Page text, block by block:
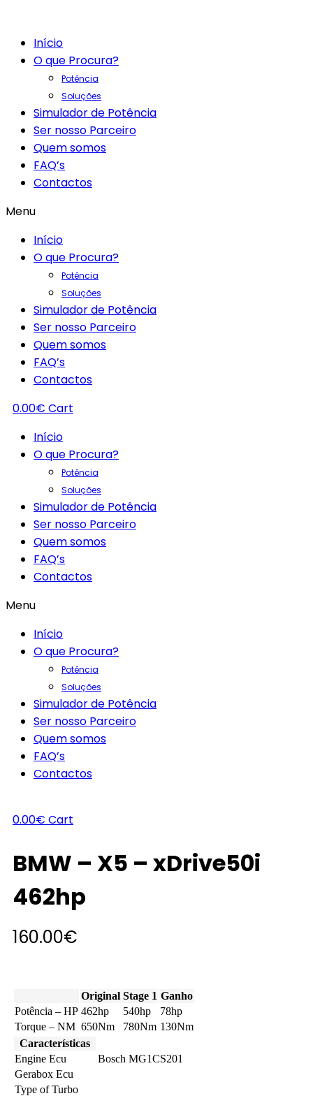
Início
O que Procura?
Potência
Soluções
Simulador de Potência
Ser nosso Parceiro
Quem somos
FAQ’s
Contactos
Menu
Início
O que Procura?
Potência
Soluções
Simulador de Potência
Ser nosso Parceiro
Quem somos
FAQ’s
Contactos
0.00€ Cart
Início
O que Procura?
Potência
Soluções
Simulador de Potência
Ser nosso Parceiro
Quem somos
FAQ’s
Contactos
Menu
Início
O que Procura?
Potência
Soluções
Simulador de Potência
Ser nosso Parceiro
Quem somos
FAQ’s
Contactos
0.00€ Cart
BMW – X5 – xDrive50i
462hp
160.00€
Original Stage 1 Ganho
Potência – HP 462hp 540hp
78hp
Torque – NM 650Nm 780Nm 130Nm
Características
Engine Ecu
Bosch MG1CS201
Gerabox Ecu
Type of Turbo